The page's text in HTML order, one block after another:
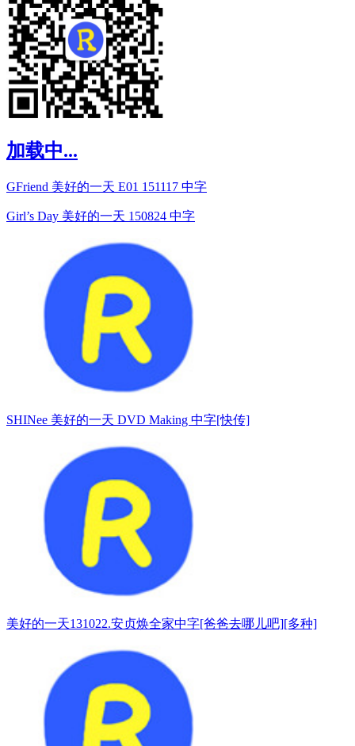
加载中...
GFriend 美好的一天 E01 151117 中字
Girl’s Day 美好的一天 150824 中字
SHINee 美好的一天 DVD Making 中字[快传]
美好的一天131022.安贞焕全家中字[爸爸去哪儿吧][多种]